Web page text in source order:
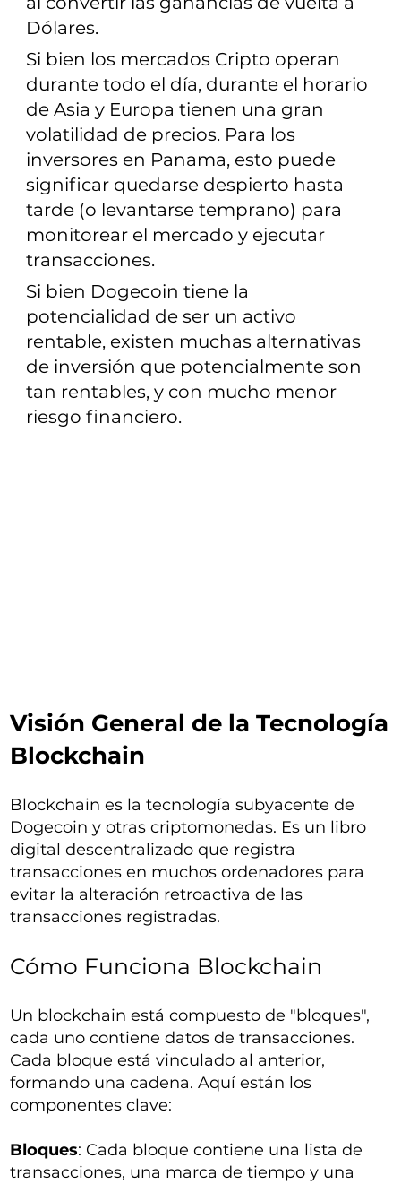
Dólares.
Si bien los mercados Cripto operan
durante todo el día, durante el horario
de Asia y Europa tienen una gran
volatilidad de precios. Para los
inversores en Panama, esto puede
significar quedarse despierto hasta
tarde (o levantarse temprano) para
monitorear el mercado y ejecutar
transacciones.
Si bien Dogecoin tiene la
potencialidad de ser un activo
rentable, existen muchas alternativas
de inversión que potencialmente son
tan rentables, y con mucho menor
riesgo financiero.
Visión General de la Tecnología
Blockchain
Blockchain es la tecnología subyacente de
Dogecoin y otras criptomonedas. Es un libro
digital descentralizado que registra
transacciones en muchos ordenadores para
evitar la alteración retroactiva de las
transacciones registradas.
Cómo Funciona Blockchain
Un blockchain está compuesto de "bloques",
cada uno contiene datos de transacciones.
Cada bloque está vinculado al anterior,
formando una cadena. Aquí están los
componentes clave:
Bloques: Cada bloque contiene una lista de
transacciones, una marca de tiempo y una